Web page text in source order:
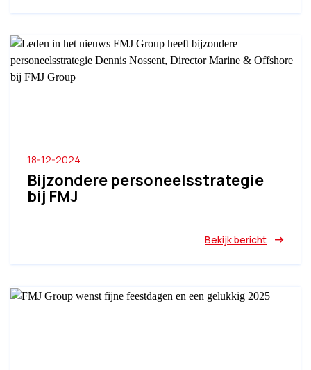
18-12-2024
Bijzondere personeelsstrategie
bij FMJ
Bekijk bericht